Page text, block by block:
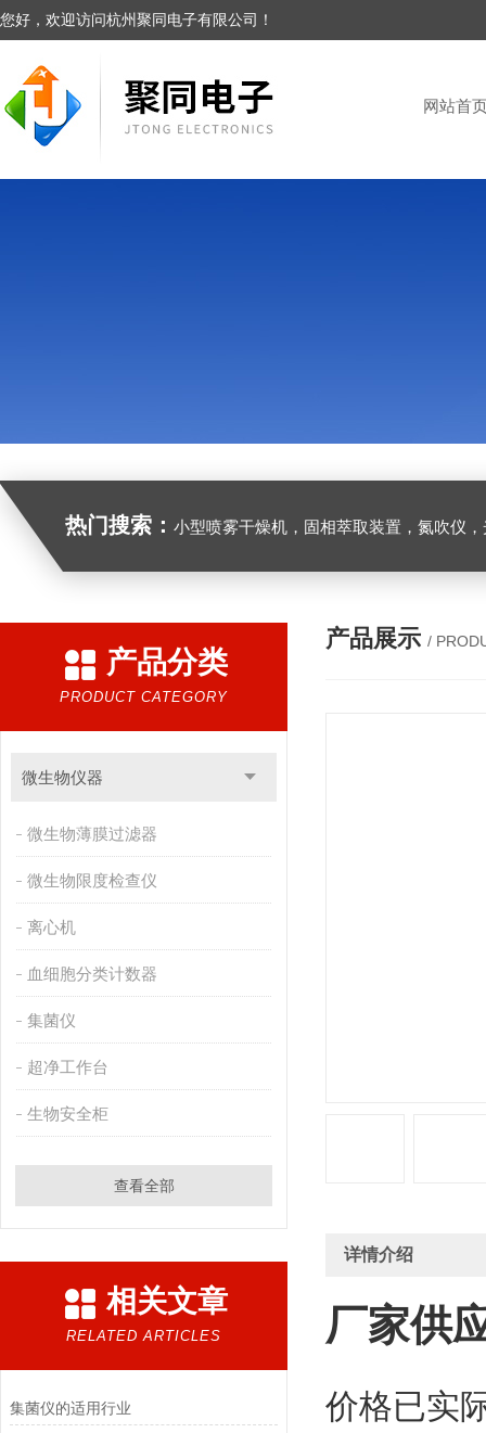
您好，欢迎访问杭州聚同电子有限公司！
网站首
热门搜索： 小型喷雾干燥机，固相萃取装置，氮吹仪，光化学反应仪，低温恒温槽，超声波细胞
产品分类
PRODUCT CATEGORY
微生物仪器
微生物薄膜过滤器
微生物限度检查仪
离心机
血细胞分类计数器
集菌仪
超净工作台
生物安全柜
查看全部
相关文章
RELATED ARTICLES
集菌仪的适用行业
产品展示 /
详情介绍
厂家供
价格已实